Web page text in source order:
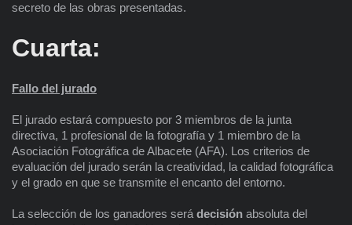
secreto de las obras presentadas.
Cuarta:
Fallo del jurado
El jurado estará compuesto por 3 miembros de la junta
directiva, 1 profesional de la fotografía y 1 miembro de la
Asociación Fotográfica de Albacete (AFA). Los criterios de
evaluación del jurado serán la creatividad, la calidad fotográfica
y el grado en que se transmite el encanto del entorno.
La selección de los ganadores serádecisión absoluta del